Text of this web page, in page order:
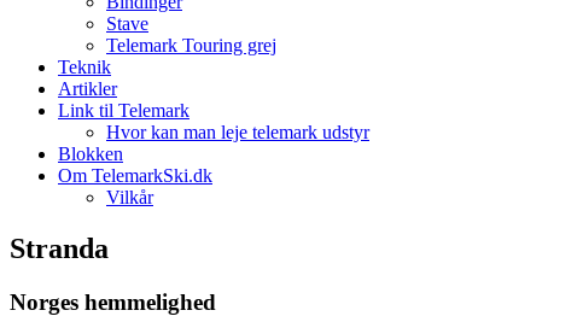
Stave
Telemark Touring grej
Teknik
Artikler
Link til Telemark
Hvor kan man leje telemark udstyr
Blokken
Om TelemarkSki.dk
Vilkår
Stranda
Norges hemmelighed